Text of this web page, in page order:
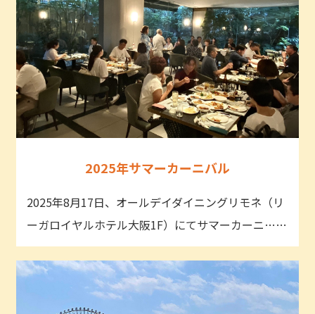
2025年サマーカーニバル
2025年8月17日、オールデイダイニングリモネ（リ
ーガロイヤルホテル大阪1F）にてサマーカーニ……